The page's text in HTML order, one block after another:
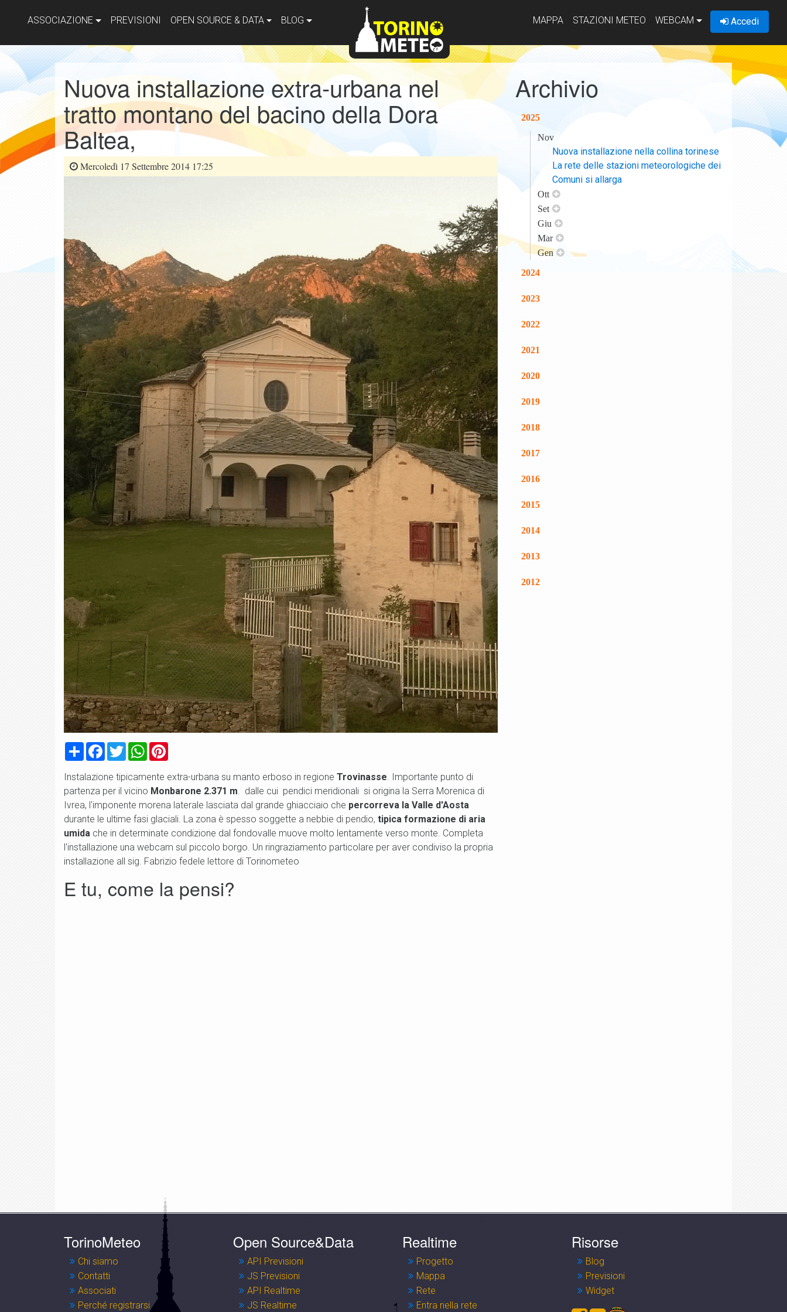
ASSOCIAZIONE PREVISIONI OPEN SOURCE & DATA BLOG MAPPA STAZIONI METEO WEBCAM Accedi
Nuova installazione extra-urbana nel
tratto montano del bacino della Dora
Baltea,
Mercoledì 17 Settembre 2014 17:25
CondividiFacebook
TwitterWhatsApp
Instalazione tipicamente extra-urbana su manto erboso in regione Trovinasse. Importante punto di
partenza per il vicino Monbarone 2.371 m. dalle cui pendici meridionali si origina la Serra Morenica di
Ivrea, l'imponente morena laterale lasciata dal grande ghiacciaio che percorreva la Valle d'Aosta
durante le ultime fasi glaciali. La zona è spesso soggette a nebbie di pendio, tipica formazione di aria
umida che in determinate condizione dal fondovalle muove molto lentamente verso monte. Completa
l'installazione una webcam sul piccolo borgo. Un ringraziamento particolare per aver condiviso la propria
installazione all sig. Fabrizio fedele lettore di Torinometeo
E tu, come la pensi?
Archivio
2025
Nov
Nuova installazione nella collina torinese
La rete delle stazioni meteorologiche dei
Comuni si allarga
Ott
Set
Giu
Mar
Gen
2024
2023
2022
2021
2020
2019
2018
2017
2016
2015
2014
2013
2012
TorinoMeteo
Chi siamo
Contatti
Associati
Perché registrarsi
Open Source&Data
API Previsioni
JS Previsioni
API Realtime
JS Realtime
Realtime
Progetto
Mappa
Rete
Entra nella rete
Risorse
Blog
Previsioni
Widget